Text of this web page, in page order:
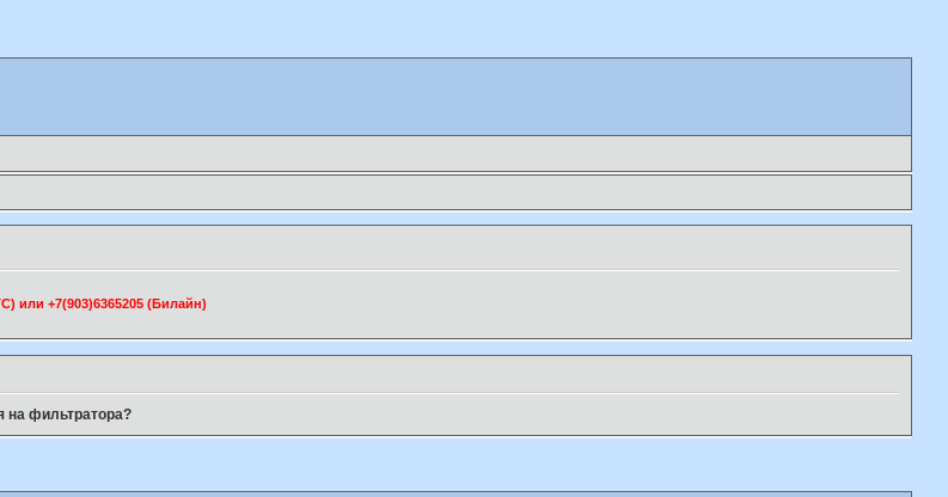
или +7(903)6365205 (Билайн)
на фильтратора?